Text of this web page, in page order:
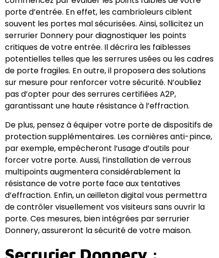
porte d’entrée. En effet, les cambrioleurs ciblent
souvent les portes mal sécurisées. Ainsi, sollicitez un
serrurier Donnery pour diagnostiquer les points
critiques de votre entrée. Il décrira les faiblesses
potentielles telles que les serrures usées ou les cadres
de porte fragiles. En outre, il proposera des solutions
sur mesure pour renforcer votre sécurité. N’oubliez
pas d’opter pour des serrures certifiées A2P,
garantissant une haute résistance à l’effraction.
De plus, pensez à équiper votre porte de dispositifs de
protection supplémentaires. Les cornières anti-pince,
par exemple, empêcheront l’usage d’outils pour
forcer votre porte. Aussi, l’installation de verrous
multipoints augmentera considérablement la
résistance de votre porte face aux tentatives
d’effraction. Enfin, un œilleton digital vous permettra
de contrôler visuellement vos visiteurs sans ouvrir la
porte. Ces mesures, bien intégrées par serrurier
Donnery, assureront la sécurité de votre maison.